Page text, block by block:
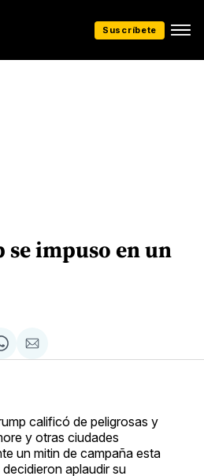
Suscríbete
impuso en un
Share
on
Compartir
via
calificó de peligrosas y
y otras ciudades
un mitin de campaña esta
aplaudir su